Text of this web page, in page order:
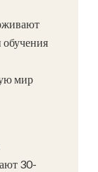
обучения
мир
30-